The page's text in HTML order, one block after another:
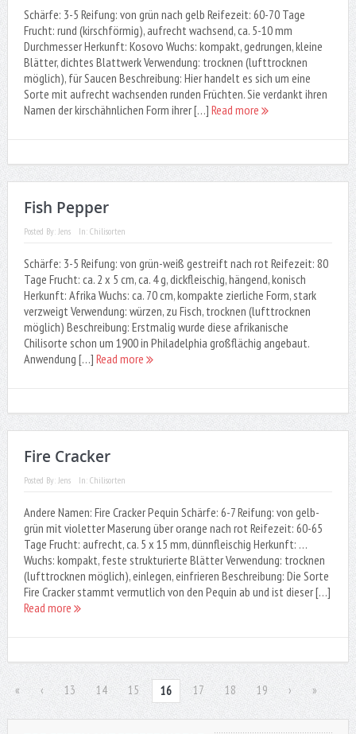
Schärfe: 3-5 Reifung: von grün nach gelb Reifezeit: 60-70 Tage
Frucht: rund (kirschförmig), aufrecht wachsend, ca. 5-10 mm
Durchmesser Herkunft: Kosovo Wuchs: kompakt, gedrungen, kleine
Blätter, dichtes Blattwerk Verwendung: trocknen (lufttrocknen
möglich), für Saucen Beschreibung: Hier handelt es sich um eine
Sorte mit aufrecht wachsenden runden Früchten. Sie verdankt ihren
Namen der kirschähnlichen Form ihrer […] Read more
Fish Pepper
Posted By: Jens In: Chilisorten
Schärfe: 3-5 Reifung: von grün-weiß gestreift nach rot Reifezeit: 80
Tage Frucht: ca. 2 x 5 cm, ca. 4 g, dickfleischig, hängend, konisch
Herkunft: Afrika Wuchs: ca. 70 cm, kompakte zierliche Form, stark
verzweigt Verwendung: würzen, zu Fisch, trocknen (lufttrocknen
möglich) Beschreibung: Erstmalig wurde diese afrikanische
Chilisorte schon um 1900 in Philadelphia großflächig angebaut.
Anwendung […] Read more
Fire Cracker
Posted By: Jens In: Chilisorten
Andere Namen: Fire Cracker Pequin Schärfe: 6-7 Reifung: von gelb-
grün mit violetter Maserung über orange nach rot Reifezeit: 60-65
Tage Frucht: aufrecht, ca. 5 x 15 mm, dünnfleischig Herkunft: …
Wuchs: kompakt, feste strukturierte Blätter Verwendung: trocknen
(lufttrocknen möglich), einlegen, einfrieren Beschreibung: Die Sorte
Fire Cracker stammt vermutlich von den Pequin ab und ist dieser […]
Read more
« ‹ 13 14 15 16 17 18 19 › »